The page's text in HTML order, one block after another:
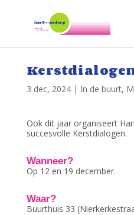
3 dec, 2024| In de buurt,
Ook dit jaar organiseert
succesvolle Kerstdialogen.
Wanneer?
Op 12 en 19 december.
Waar?
Buurthuis 33